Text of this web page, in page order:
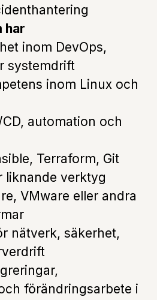
har
inom DevOps,
systemdrift
inom Linux och
automation och
Terraform, Git
liknande verktyg
VMware eller andra
nätverk, säkerhet,
förändringsarbete i